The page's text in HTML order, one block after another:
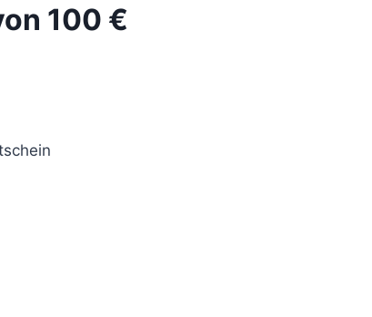
100 €